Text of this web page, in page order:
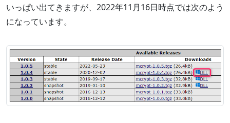
いっぱい出てきますが、2022年11月16日時点では次のよう
になっています。